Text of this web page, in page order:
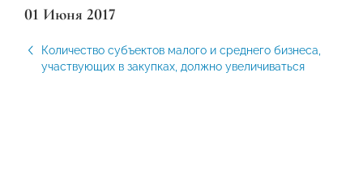
01 Июня 2017
Количество субъектов малого и среднего бизнеса,
участвующих в закупках, должно увеличиваться